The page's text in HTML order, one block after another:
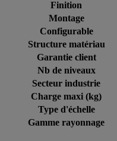
Finition
Montage
Configurable
Structure matériau
Garantie client
Nb de niveaux
Secteur industrie
Charge maxi (kg)
Type d'échelle
Gamme rayonnage